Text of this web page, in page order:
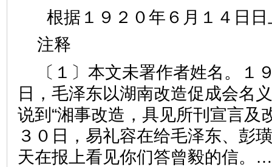
根据１９２０年６月１４日
注释
〔１〕本文未署作者姓名。１
日，毛泽东以湖南改造促成会名
说到“湘事改造，具见所刊宣言及
３０日，易礼容在给毛泽东、彭
天在报上看见你们答曾毅的信